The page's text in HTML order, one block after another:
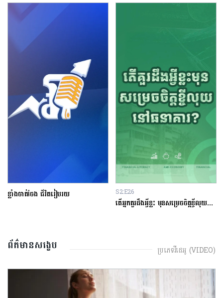
ខ្លាំងចាត់ចែង ជីវិតរៀបរយ S2:E26
តើអ្នកគួរដឹងអ្វីខ្លះ មុនសម្រេចចិត្តខ្ចីលុយនៅធនាគារ?
ព័ត៌មានសង្ខេប ប្រភេទវីដេអូ (VIDEO)